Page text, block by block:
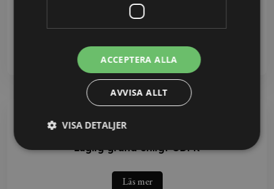
Grundläggande om GDPR
Läs mer
Laglig grund enligt GDPR
Läs mer
ACCEPTERA ALLA
AVVISA ALLT
VISA DETALJER